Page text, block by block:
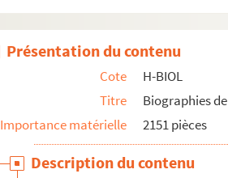
Présentation du contenu
Cote
H-BIOL
Titre
Biographies
Importance matérielle
2151 pièces
Description du contenu